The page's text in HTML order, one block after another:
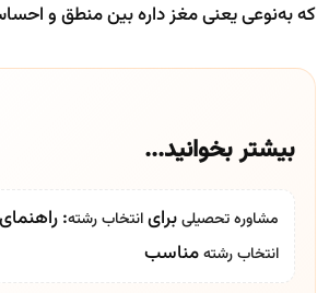
که به‌نوعی یعنی مغز داره بین منطق و
بیشتر بخوانید...
مشاوره تحصیلیبرایانتخاب رشته:
انتخاب رشتهمناسب